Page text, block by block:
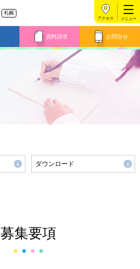
札幌
資料請求 お問合せ
アクセス
ダウンロード
募集要項